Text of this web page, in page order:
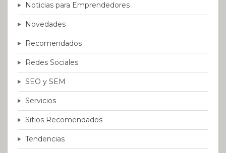
Noticias para Emprendedores
Novedades
Recomendados
Redes Sociales
SEO y SEM
Servicios
Sitios Recomendados
Tendencias